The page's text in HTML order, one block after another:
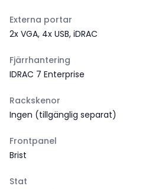
Externa portar
2x VGA, 4x USB, iDRAC
Fjärrhantering
IDRAC 7 Enterprise
Rackskenor
Ingen (tillgänglig separat)
Frontpanel
Brist
Stat